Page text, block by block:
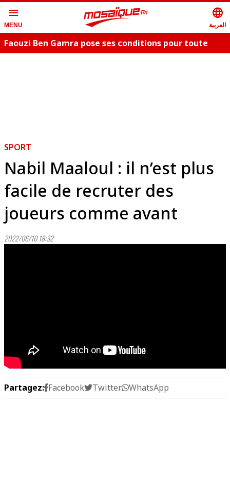
menu
MENU
language
العربية
Faouzi Ben Gamra pose ses conditions pour toute
SPORT
Nabil Maaloul : il n’est plus
facile de recruter des
joueurs comme avant
2022/06/10 18:32
Partagez: Facebook Twitter WhatsApp